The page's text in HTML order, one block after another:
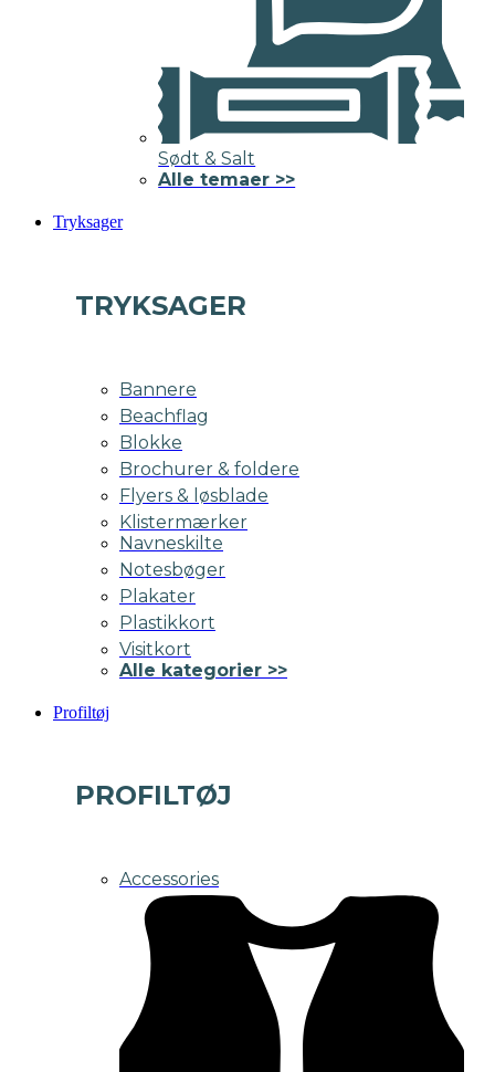
Sødt & Salt
Alle temaer >>
Tryksager
TRYKSAGER
Bannere
Beachflag
Blokke
Brochurer & foldere
Flyers & løsblade
Klistermærker
Navneskilte
Notesbøger
Plakater
Plastikkort
Visitkort
Alle kategorier >>
Profiltøj
PROFILTØJ
Accessories